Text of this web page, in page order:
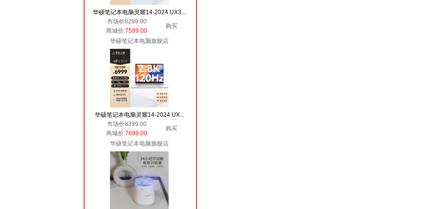
华硕笔记本电脑灵耀14-2024 UX3...
市场价8299.00
购买
商城价:7599.00
华硕笔记本电脑旗舰店
华硕笔记本电脑灵耀14-2024 UX...
市场价8399.00
购买
商城价:7699.00
华硕笔记本电脑旗舰店